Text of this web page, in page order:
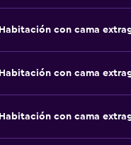
Habitación con cama
Habitación con cama
Habitación con cama